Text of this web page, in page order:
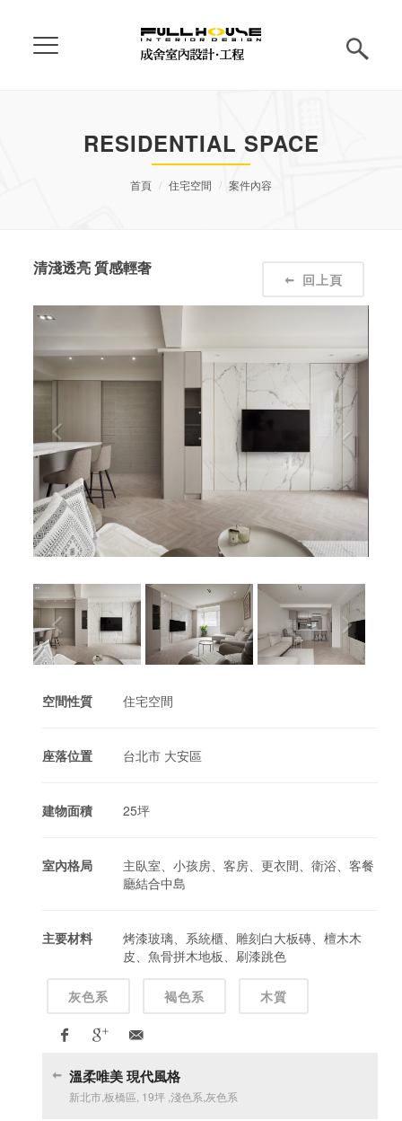
RESIDENTIAL SPACE
首頁 住宅空間 案件內容
清淺透亮 質感輕奢
回上頁
空間性質 住宅空間
座落位置 台北市 大安區
建物面積 25坪
室內格局
主臥室、小孩房、客房、更衣間、衛浴、客餐
廳結合中島
主要材料
烤漆玻璃、系統櫃、雕刻白大板磚、檀木木
皮、魚骨拼木地板、刷漆跳色
灰色系 褐色系 木質
溫柔唯美 現代風格
新北市,板橋區 19坪 ,淺色系 灰色系